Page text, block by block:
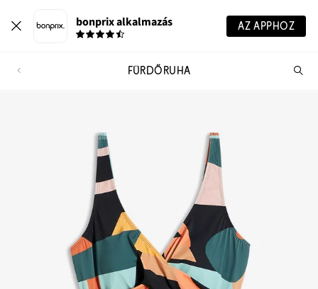
bonprix alkalmazás AZ APPHOZ
FÜRDŐRUHA